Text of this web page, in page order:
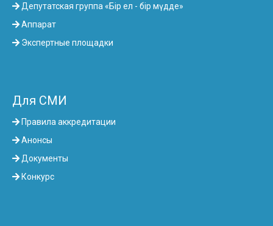
Депутатская группа «Бір ел - бір мүдде»
Аппарат
Экспертные площадки
Для СМИ
Правила аккредитации
Анонсы
Документы
Конкурс